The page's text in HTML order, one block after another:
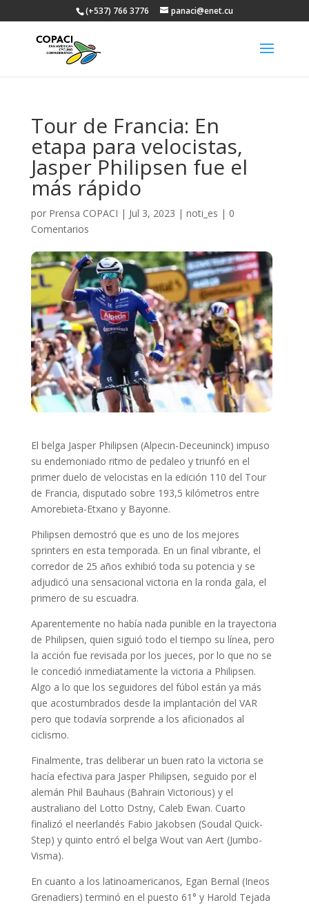
(+537) 766 3776 panaci@enet.cu
Tour de Francia: En
etapa para velocistas,
Jasper Philipsen fue el
más rápido
por Prensa COPACI | Jul 3, 2023 | noti_es | 0
Comentarios
El belga Jasper Philipsen (Alpecin-Deceuninck) impuso
su endemoniado ritmo de pedaleo y triunfó en el
primer duelo de velocistas en la edición 110 del Tour
de Francia, disputado sobre 193,5 kilómetros entre
Amorebieta-Etxano y Bayonne.
Philipsen demostró que es uno de los mejores
sprinters en esta temporada. En un final vibrante, el
corredor de 25 años exhibió toda su potencia y se
adjudicó una sensacional victoria en la ronda gala, el
primero de su escuadra.
Aparentemente no había nada punible en la trayectoria
de Philipsen, quien siguió todo el tiempo su línea, pero
la acción fue revisada por los jueces, por lo que no se
le concedió inmediatamente la victoria a Philipsen.
Algo a lo que los seguidores del fúbol están ya más
que acostumbrados desde la implantación del VAR
pero que todavía sorprende a los aficionados al
ciclismo.
Finalmente, tras deliberar un buen rato la victoria se
hacía efectiva para Jasper Philipsen, seguido por el
alemán Phil Bauhaus (Bahrain Victorious) y el
australiano del Lotto Dstny, Caleb Ewan. Cuarto
finalizó el neerlandés Fabio Jakobsen (Soudal Quick-
Step) y quinto entró el belga Wout van Aert (Jumbo-
Visma).
En cuanto a los latinoamericanos, Egan Bernal (Ineos
Grenadiers) terminó en el puesto 61° y Harold Tejada